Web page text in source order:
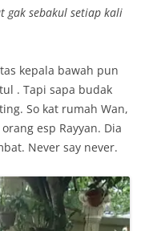
gak sebakul setiap kali
kepala bawah pun
. Tapi sapa budak
So kat rumah Wan,
esp Rayyan. Dia
Never say never.